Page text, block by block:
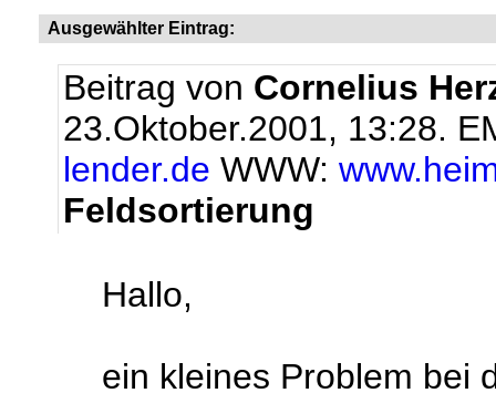
Ausgewählter Eintrag:
Beitrag von Cornelius
23.Oktober.2001, 13:28.
lender.de WWW:
Feldsortierung
Hallo,
ein kleines Problem bei